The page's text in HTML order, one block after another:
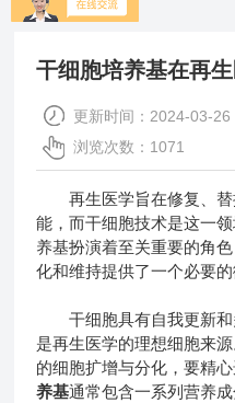
干细胞培养基在再
更新时间：2024-03-26
浏览次数：1071
再生医学旨在修复、替
能，而干细胞技术是这一
养基扮演着至关重要的角
化和维持提供了一个必要的
干细胞具有自我更新和
是再生医学的理想细胞来
的细胞扩增与分化，要精
养基通常包含一系列营养